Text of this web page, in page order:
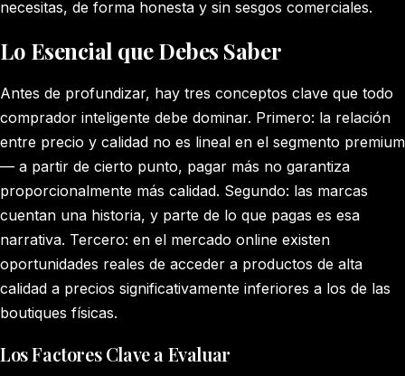
necesitas, de forma honesta y sin sesgos comerciales.
Lo Esencial que Debes Saber
Antes de profundizar, hay tres conceptos clave que todo
comprador inteligente debe dominar. Primero: la relación
entre precio y calidad no es lineal en el segmento premium
— a partir de cierto punto, pagar más no garantiza
proporcionalmente más calidad. Segundo: las marcas
cuentan una historia, y parte de lo que pagas es esa
narrativa. Tercero: en el mercado online existen
oportunidades reales de acceder a productos de alta
calidad a precios significativamente inferiores a los de las
boutiques físicas.
Los Factores Clave a Evaluar